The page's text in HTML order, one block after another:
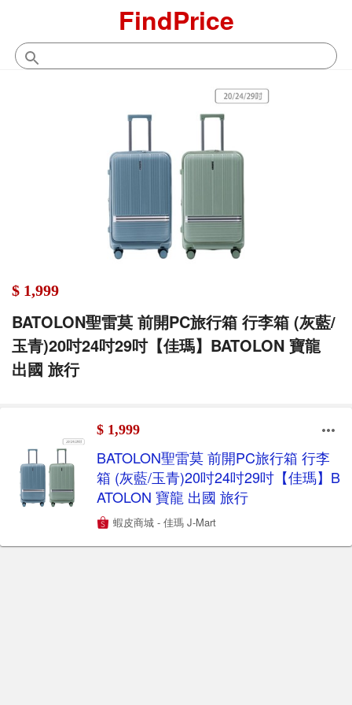
FindPrice
$ 1,999
BATOLON聖雷莫 前開PC旅行箱 行李箱 (灰藍/
玉青)20吋24吋29吋【佳瑪】BATOLON 寶龍
出國 旅行
$ 1,999
BATOLON聖雷莫 前開PC旅行箱 行李
箱 (灰藍/玉青)20吋24吋29吋【佳瑪】B
ATOLON 寶龍 出國 旅行
蝦皮商城 - 佳瑪 J-Mart